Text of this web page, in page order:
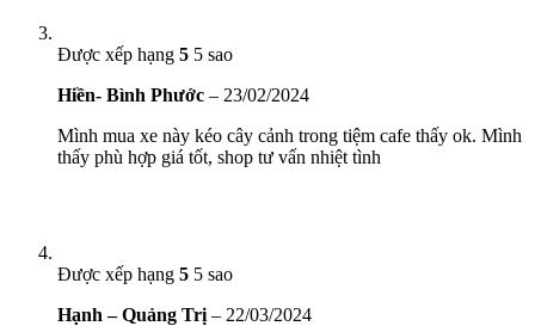
Được xếp hạng 5 5 sao
Hiền- Bình Phước – 23/02/2024
Mình mua xe này kéo cây cảnh trong tiệm cafe thấy ok. Mình
thấy phù hợp giá tốt, shop tư vấn nhiệt tình
Được xếp hạng 5 5 sao
Hạnh – Quảng Trị – 22/03/2024